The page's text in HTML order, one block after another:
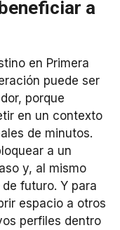
a
en Primera
puede ser
porque
en un contexto
de minutos.
a un
y, al mismo
futuro. Y para
espacio a otros
perfiles dentro